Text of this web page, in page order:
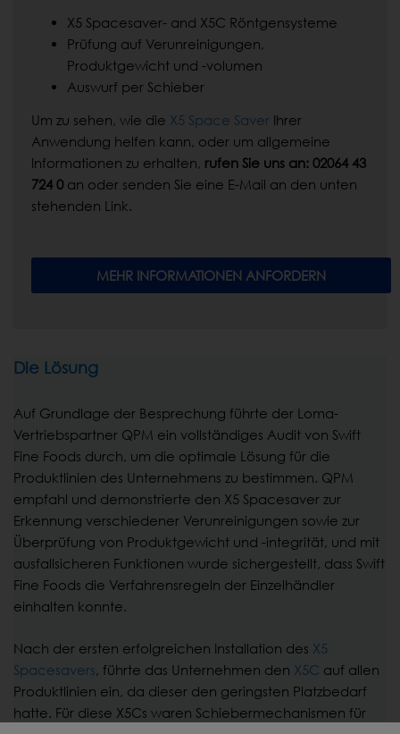
X5 Spacesaver- and X5C Röntgensysteme
Prüfung auf Verunreinigungen,
Produktgewicht und -volumen
Auswurf per Schieber
Um zu sehen, wie die X5 Space Saver Ihrer
Anwendung helfen kann, oder um allgemeine
Informationen zu erhalten, rufen Sie uns an: 02064 43
724 0 an oder senden Sie eine E-Mail an den unten
stehenden Link.
MEHR INFORMATIONEN ANFORDERN
Die Lösung
Auf Grundlage der Besprechung führte der Loma-
Vertriebspartner QPM ein vollständiges Audit von Swift
Fine Foods durch, um die optimale Lösung für die
Produktlinien des Unternehmens zu bestimmen. QPM
empfahl und demonstrierte den X5 Spacesaver zur
Erkennung verschiedener Verunreinigungen sowie zur
Überprüfung von Produktgewicht und -integrität, und mit
ausfallsicheren Funktionen wurde sichergestellt, dass Swift
Fine Foods die Verfahrensregeln der Einzelhändler
einhalten konnte.
Nach der ersten erfolgreichen Installation des X5
Spacesavers , führte das Unternehmen den X5C auf allen
Produktlinien ein, da dieser den geringsten Platzbedarf
hatte. Für diese X5Cs waren Schiebermechanismen für